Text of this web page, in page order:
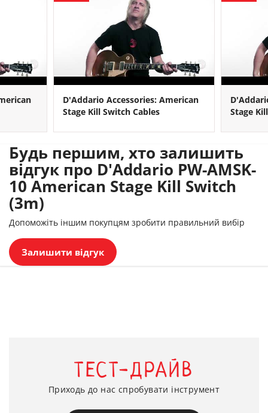
D'Addario Accessories: American
Stage Kill Switch Cables
Stage
Будь першим, хто залишить
відгук про D'Addario PW-AMSK-
10 American Stage Kill Switch
(3m)
Допоможіть іншим покупцям зробити правильний вибір
Залишити відгук
ТЕСТ-ДРАЙВ
Приходь до нас спробувати інструмент